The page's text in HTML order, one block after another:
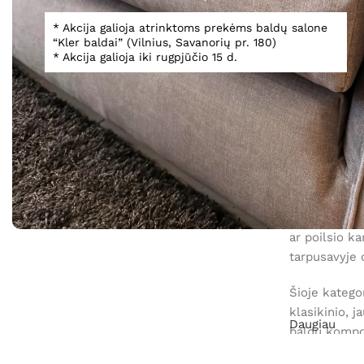
* Akcija galioja atrinktoms prekėms baldų salone
“Kler baldai” (Vilnius, Savanorių pr. 180)
* Akcija galioja iki rugpjūčio 15 d.
Stilius
Klasika
(1)
Modernus
(2)
Minkštų baldų
4 968,00€ 3
Minkštų
ar poilsio
tarpusavyje
Šioje
klasikinio,
baldų
Daugiau